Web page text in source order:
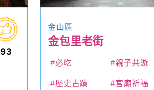
93
金山區
金包里老街
#必吃 #親子共遊
#歷史古蹟 #宮廟祈福